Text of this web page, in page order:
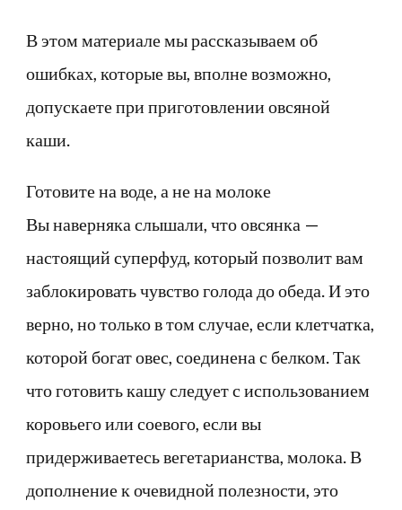
В этом материале мы рассказываем об
ошибках, которые вы, вполне возможно,
допускаете при приготовлении овсяной
каши.
Готовите на воде, а не на молоке
Вы наверняка слышали, что овсянка —
настоящий суперфуд, который позволит вам
заблокировать чувство голода до обеда. И это
верно, но только в том случае, если клетчатка,
которой богат овес, соединена с белком. Так
что готовить кашу следует с использованием
коровьего или соевого, если вы
придерживаетесь вегетарианства, молока. В
дополнение к очевидной полезности, это